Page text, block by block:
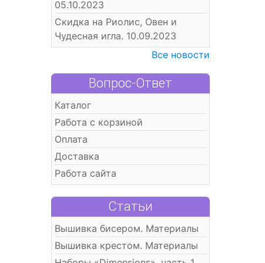
05.10.2023
Скидка на Риолис, Овен и
Чудесная игла. 10.09.2023
Все новости
Вопрос-Ответ
Каталог
Работа с корзиной
Оплата
Доставка
Работа сайта
Статьи
Вышивка бисером. Материалы
Вышивка крестом. Материалы